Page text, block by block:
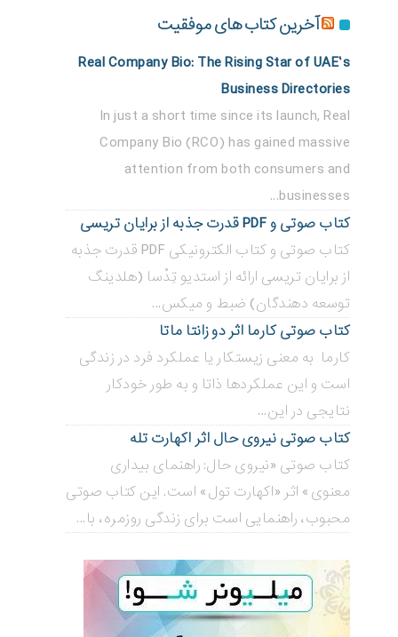
آخرین کتاب های موفقیت
Real Company Bio: The Rising Star of UAE’s
Business Directories
In just a short time since its launch, Real
Company Bio (RCO) has gained massive
attention from both consumers and
businesses...
کتاب صوتی و PDF قدرت جذبه از برایان تریسی
کتاب صوتی و کتاب الکترونیکی PDF قدرت جذبه
از برایان تریسی ارائه از استدیو تِدْسا (هلدینگ
توسعه دهندگان) ضبط و میکس...
کتاب صوتی کارما اثر دو زانتا ماتا
کارما به معنی زیستکار یا عملکرد فرد در زندگی
است و این عملکردها ذاتا و به طور خودکار
نتایجی در این...
کتاب صوتی نیروی حال اثر اکهارت تله
کتاب صوتی «نیروی حال: راهنمای بیداری
معنوی» اثر «اکهارت تول» است. این کتاب صوتی
محبوب، راهنمایی است برای زندگی روزمره، با...